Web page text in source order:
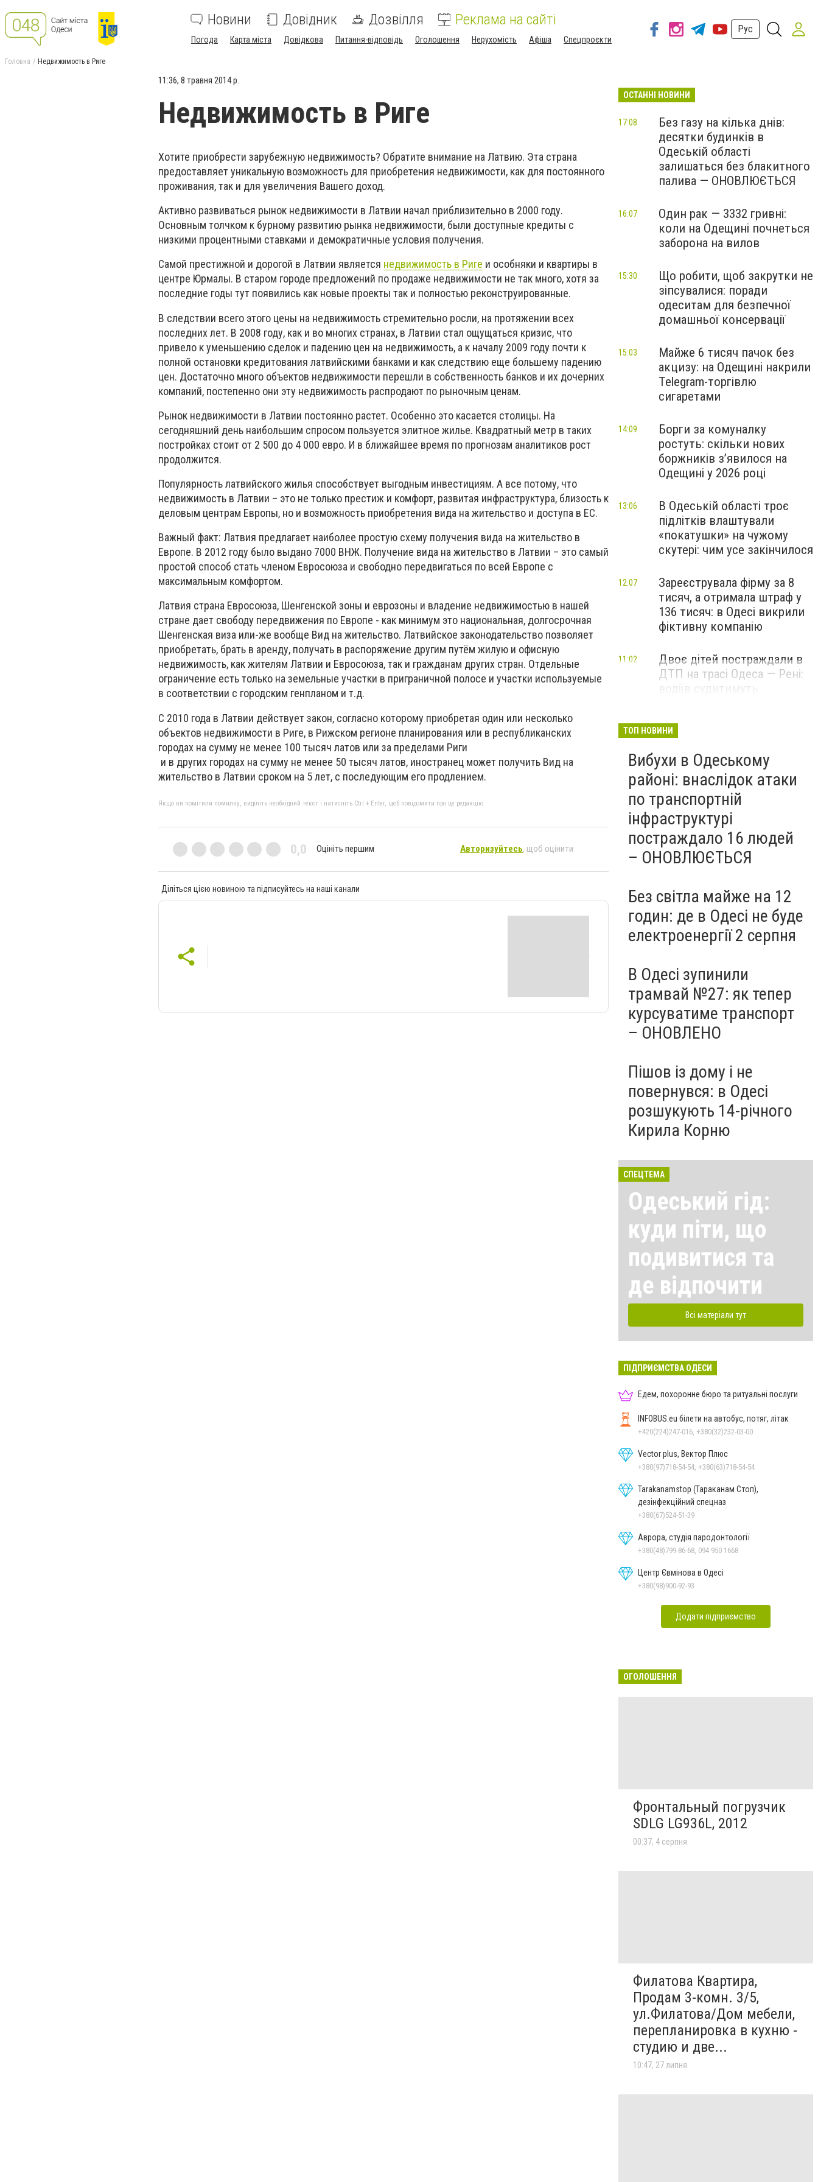
Новини Довідник Дозвілля Реклама на сайті
Погода Карта міста Довідкова Питання-відповідь Оголошення Нерухомість Афіша Спецпроєкти
Рус
Головна Недвижимость в Риге
11:36, 8 травня 2014 р.
Недвижимость в Риге
Хотите приобрести зарубежную недвижимость? Обратите внимание на Латвию. Эта страна
предоставляет уникальную возможность для приобретения недвижимости, как для постоянного
проживания, так и для увеличения Вашего доход.
Активно развиваться рынок недвижимости в Латвии начал приблизительно в 2000 году.
Основным толчком к бурному развитию рынка недвижимости, были доступные кредиты с
низкими процентными ставками и демократичные условия получения.
Самой престижной и дорогой в Латвии является недвижимость в Риге и особняки и квартиры в
центре Юрмалы. В старом городе предложений по продаже недвижимости не так много, хотя за
последние годы тут появились как новые проекты так и полностью реконструированные.
В следствии всего этого цены на недвижимость стремительно росли, на протяжении всех
последних лет. В 2008 году, как и во многих странах, в Латвии стал ощущаться кризис, что
привело к уменьшению сделок и падению цен на недвижимость, а к началу 2009 году почти к
полной остановки кредитования латвийскими банками и как следствию еще большему падению
цен. Достаточно много объектов недвижимости перешли в собственность банков и их дочерних
компаний, постепенно они эту недвижимость распродают по рыночным ценам.
Рынок недвижимости в Латвии постоянно растет. Особенно это касается столицы. На
сегодняшний день наибольшим спросом пользуется элитное жилье. Квадратный метр в таких
постройках стоит от 2 500 до 4 000 евро. И в ближайшее время по прогнозам аналитиков рост
продолжится.
Популярность латвийского жилья способствует выгодным инвестициям. А все потому, что
недвижимость в Латвии – это не только престиж и комфорт, развитая инфраструктура, близость к
деловым центрам Европы, но и возможность приобретения вида на жительство и доступа в ЕС.
Важный факт: Латвия предлагает наиболее простую схему получения вида на жительство в
Европе. В 2012 году было выдано 7000 ВНЖ. Получение вида на жительство в Латвии – это самый
простой способ стать членом Евросоюза и свободно передвигаться по всей Европе с
максимальным комфортом.
Латвия страна Евросоюза, Шенгенской зоны и еврозоны и владение недвижимостью в нашей
стране дает свободу передвижения по Европе - как минимум это национальная, долгосрочная
Шенгенская виза или-же вообще Вид на жительство. Латвийское законодательство позволяет
приобретать, брать в аренду, получать в распоряжение другим путём жилую и офисную
недвижимость, как жителям Латвии и Евросоюза, так и гражданам других стран. Отдельные
ограничение есть только на земельные участки в приграничной полосе и участки используемые
в соответствии с городским генпланом и т.д.
С 2010 года в Латвии действует закон, согласно которому приобретая один или несколько
объектов недвижимости в Риге, в Рижском регионе планирования или в республиканских
городах на сумму не менее 100 тысяч латов или за пределами Риги
и в других городах на сумму не менее 50 тысяч латов, иностранец может получить Вид на
жительство в Латвии сроком на 5 лет, с последующим его продлением.
Якщо ви помітили помилку, виділіть необхідний текст і натисніть Ctrl + Enter, щоб повідомити про це редакцію
0,0 Оцініть першим Авторизуйтесь, щоб оцінити
Діліться цією новиною та підписуйтесь на наші канали
ОСТАННІ НОВИНИ
Без газу на кілька днів:
десятки будинків в
Одеській області
залишаться без блакитного
палива — ОНОВЛЮЄТЬСЯ
17:08
Один рак — 3332 гривні:
коли на Одещині почнеться
заборона на вилов
16:07
Що робити, щоб закрутки не
зіпсувалися: поради
одеситам для безпечної
домашньої консервації
15:30
Майже 6 тисяч пачок без
акцизу: на Одещині накрили
Telegram-торгівлю
сигаретами
15:03
Борги за комуналку
ростуть: скільки нових
боржників з’явилося на
Одещині у 2026 році
14:09
В Одеській області троє
підлітків влаштували
«покатушки» на чужому
скутері: чим усе закінчилося
13:06
Зареєструвала фірму за 8
тисяч, а отримала штраф у
136 тисяч: в Одесі викрили
фіктивну компанію
12:07
Двоє дітей постраждали в
ДТП на трасі Одеса — Рені:
11:02
ТОП НОВИНИ
Вибухи в Одеському
районі: внаслідок атаки
по транспортній
інфраструктурі
постраждало 16 людей
– ОНОВЛЮЄТЬСЯ
Без світла майже на 12
годин: де в Одесі не буде
електроенергії 2 серпня
В Одесі зупинили
трамвай №27: як тепер
курсуватиме транспорт
– ОНОВЛЕНО
Пішов із дому і не
повернувся: в Одесі
розшукують 14-річного
Кирила Корню
СПЕЦТЕМА
Одеський гід:
куди піти, що
подивитися та
де відпочити
Всі матеріали тут
ПІДПРИЄМСТВА ОДЕСИ
Едем, похоронне бюро та ритуальні послуги
INFOBUS.eu білети на автобус, потяг, літак
+420(224)247-016, +380(32)232-03-00
Vector plus, Вектор Плюс
+380(97)718-54-54, +380(63)718-54-54
Tarakanamstop (Тараканам Стоп),
дезінфекційний спецназ
+380(67)524-51-39
Аврора, студія пародонтології
+380(48)799-86-68, 094 950 1668
Центр Євмінова в Одесі
+380(98)900-92-93
Додати підприємство
ОГОЛОШЕННЯ
Фронтальный погрузчик
SDLG LG936L, 2012
00:37, 4 серпня
Филатова Квартира,
Продам 3-комн. 3/5,
ул.Филатова/Дом мебели,
перепланировка в кухню -
студию и две...
10:47, 27 липня